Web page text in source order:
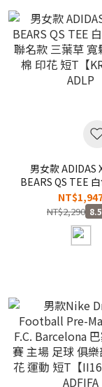
男女款 ADIDAS
BEARS QS TEE
聯名款 三葉草 寬
棉 印花 短T【
ADLP
NT$2,290